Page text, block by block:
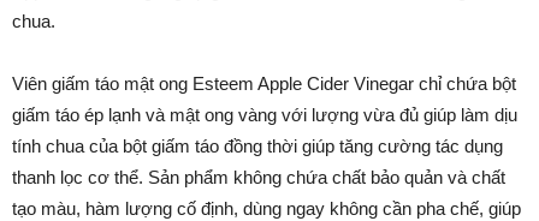
chua.
Viên giấm táo mật ong Esteem Apple Cider Vinegar chỉ chứa bột
giấm táo ép lạnh và mật ong vàng với lượng vừa đủ giúp làm dịu
tính chua của bột giấm táo đồng thời giúp tăng cường tác dụng
thanh lọc cơ thể. Sản phẩm không chứa chất bảo quản và chất
tạo màu, hàm lượng cố định, dùng ngay không cần pha chế, giúp